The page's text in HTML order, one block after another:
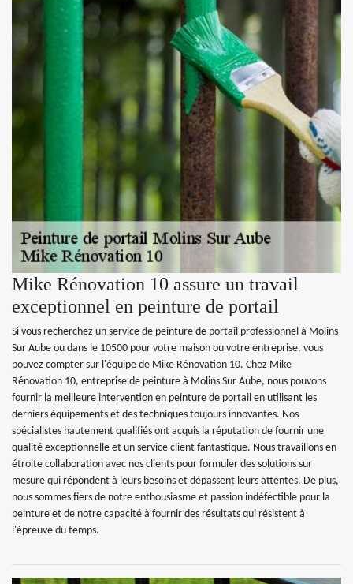
Mike Rénovation 10 assure un travail
exceptionnel en peinture de portail
Si vous recherchez un service de peinture de portail professionnel à Molins
Sur Aube ou dans le 10500 pour votre maison ou votre entreprise, vous
pouvez compter sur l'équipe de Mike Rénovation 10. Chez Mike
Rénovation 10, entreprise de peinture à Molins Sur Aube, nous pouvons
fournir la meilleure intervention en peinture de portail en utilisant les
derniers équipements et des techniques toujours innovantes. Nos
spécialistes hautement qualifiés ont acquis la réputation de fournir une
qualité exceptionnelle et un service client fantastique. Nous travaillons en
étroite collaboration avec nos clients pour formuler des solutions sur
mesure qui répondent à leurs besoins et dépassent leurs attentes. De plus,
nous sommes fiers de notre enthousiasme et passion indéfectible pour la
peinture et de notre capacité à fournir des résultats qui résistent à
l'épreuve du temps.